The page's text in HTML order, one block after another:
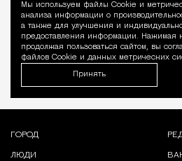
Мы используем файлы Сookie и
анализа информации о
а также для улучшения и
предоставления информации. Нажимая
продолжая пользоваться сайтом, вы
файлов Cookie и данных метрических
Принять
ГОРОД
ЛЮДИ